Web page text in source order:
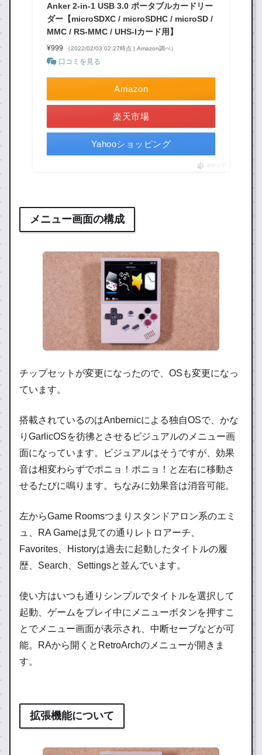
Anker 2-in-1 USB 3.0 ポータブルカードリー
ダー【microSDXC / microSDHC / microSD /
MMC / RS-MMC / UHS-Iカード用】
¥999 （2022/02/03 02:27時点 | Amazon調べ）
口コミを見る
Amazon
楽天市場
Yahooショッピング
ポチップ
メニュー画面の構成
チップセットが変更になったので、OSも変更になっ
ています。
搭載されているのはAnbernicによる独自OSで、かな
りGarlicOSを彷彿とさせるビジュアルのメニュー画
面になっています。ビジュアルはそうですが、効果
音は相変わらずでポニョ！ポニョ！と左右に移動さ
せるたびに鳴ります。ちなみに効果音は消音可能。
左からGame Roomsつまりスタンドアロン系のエミ
ュ、RA Gameは見ての通りレトロアーチ、
Favorites、Historyは過去に起動したタイトルの履
歴、Search、Settingsと並んでいます。
使い方はいつも通りシンプルでタイトルを選択して
起動、ゲームをプレイ中にメニューボタンを押すこ
とでメニュー画面が表示され、中断セーブなどが可
能。RAから開くとRetroArchのメニューが開きま
す。
拡張機能について